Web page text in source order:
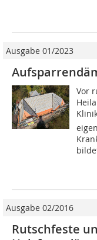
Ausgabe 01/2023
Vor
Ausgabe 02/2016
Rutschfeste